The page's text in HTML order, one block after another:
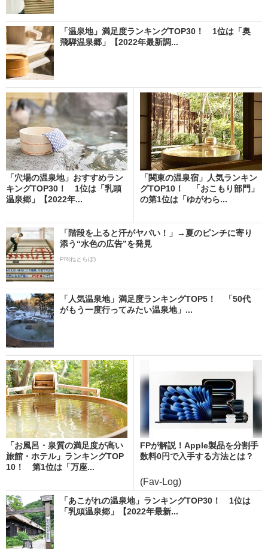
「温泉地」満足度ランキングTOP30！ 1位は「奥
飛騨温泉郷」【2022年最新調...
「穴場の温泉地」おすすめラン
キングTOP30！ 1位は「乳頭
温泉郷」【2022年...
「関東の温泉宿」人気ランキン
グTOP10！ 「おこもり部門」
の第1位は「ゆがわら...
「階段を上ると汗がヤバい！」→夏のピンチに寄り
添う“水色の広告”を発見
PR(ねとらぼ)
「人気温泉地」満足度ランキングTOP5！ 「50代
がもう一度行ってみたい温泉地」...
「お風呂・泉質の満足度が高い
旅館・ホテル」ランキングTOP
10！ 第1位は「万座...
FPが解説！Apple製品を分割手
数料0円で入手する方法とは？
(Fav-Log)
「あこがれの温泉地」ランキングTOP30！ 1位は
「乳頭温泉郷」【2022年最新...